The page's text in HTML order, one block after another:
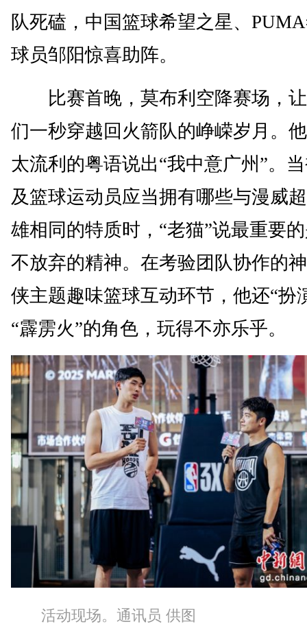
队死磕，中国篮球希望之星、
球员邹阳惊喜助阵。
比赛首晚，莫布利空降赛场，
们一秒穿越回火箭队的峥嵘岁月。
太流利的粤语说出“我中意广州”。
及篮球运动员应当拥有哪些与漫威
雄相同的特质时，“老猫”说最重要
不放弃的精神。在考验团队协作的
侠主题趣味篮球互动环节，他还“扮
“霹雳火”的角色，玩得不亦乐乎。
活动现场。通讯员 供图